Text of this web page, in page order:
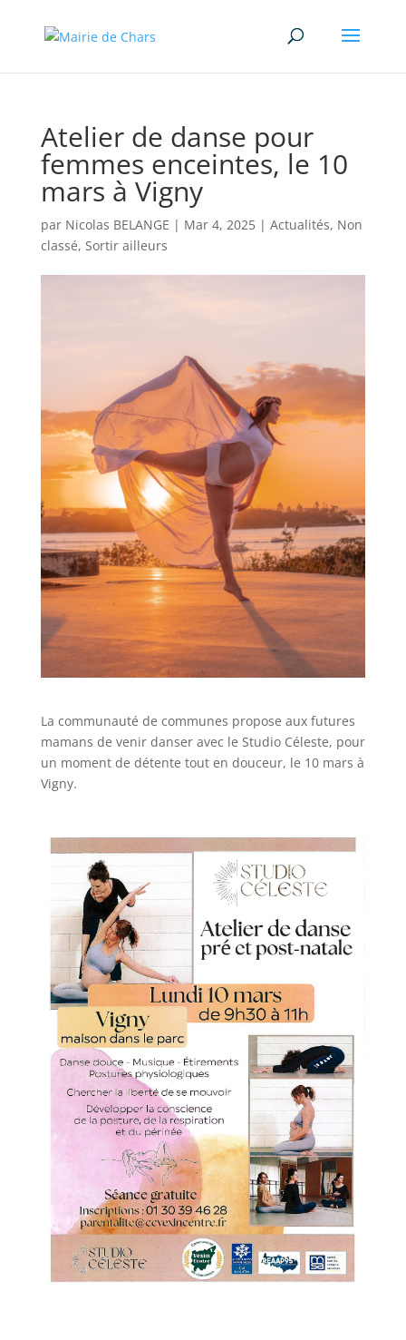
Atelier de danse pour
femmes enceintes, le 10
mars à Vigny
par Nicolas BELANGE | Mar 4, 2025| Actualités, Non
classé, Sortir ailleurs
La communauté de communes propose aux futures
mamans de venir danser avec le Studio Céleste, pour
un moment de détente tout en douceur, le 10 mars à
Vigny.